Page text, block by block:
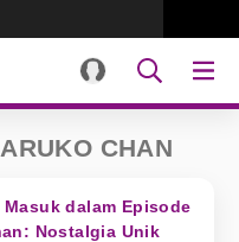
CHAN
dalam Episode
Nostalgia Unik